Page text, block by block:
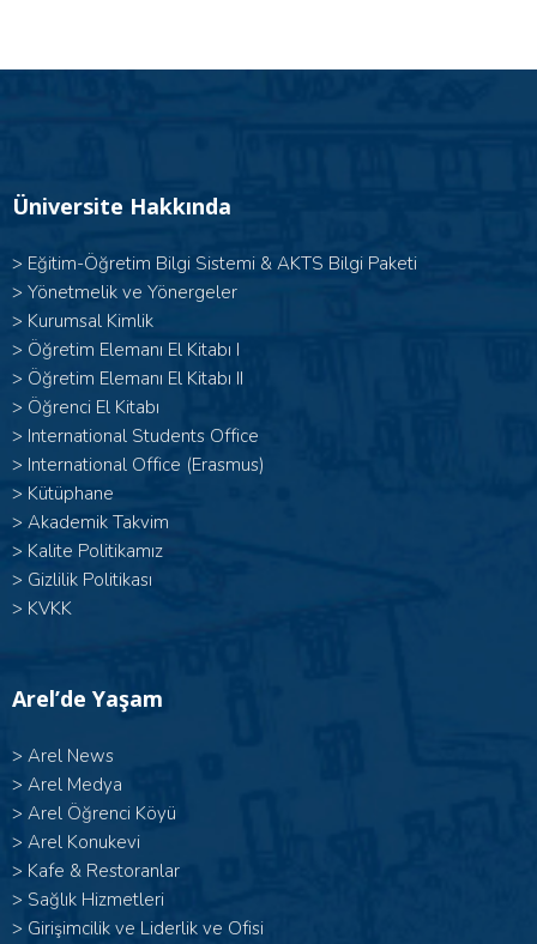
Üniversite Hakkında
> Eğitim-Öğretim Bilgi Sistemi & AKTS Bilgi Paketi
> Yönetmelik ve Yönergeler
> Kurumsal Kimlik
> Öğretim Elemanı El Kitabı I
> Öğretim Elemanı El Kitabı II
> Öğrenci El Kitabı
> International Students Office
> International Office (Erasmus)
> Kütüphane
> Akademik Takvim
> Kalite Politikamız
> Gizlilik Politikası
> KVKK
Arel’de Yaşam
> Arel News
> Arel Medya
> Arel Öğrenci Köyü
> Arel Konukevi
> Kafe & Restoranlar
> Sağlık Hizmetleri
> Girişimcilik ve Liderlik ve Ofisi